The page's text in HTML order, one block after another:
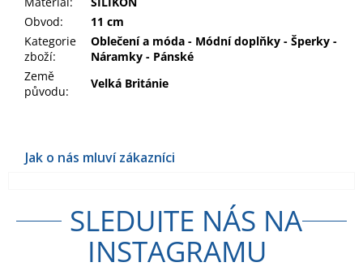
Obvod:
11 cm
Kategorie
zboží:
Oblečení a móda - Módní doplňky - Šperky -
Náramky - Pánské
Země
původu:
Velká Británie
SLEDUJTE NÁS NA
INSTAGRAMU